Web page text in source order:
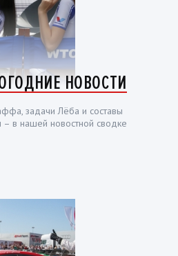
НОВОСТИ
задачи Лёба и составы
в нашей новостной сводке